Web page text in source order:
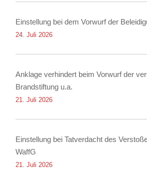
Einstellung bei dem Vorwurf der
24. Juli 2026
Anklage verhindert beim Vorwurf der
Brandstiftung u.a.
21. Juli 2026
Einstellung bei Tatverdacht des
WaffG
21. Juli 2026